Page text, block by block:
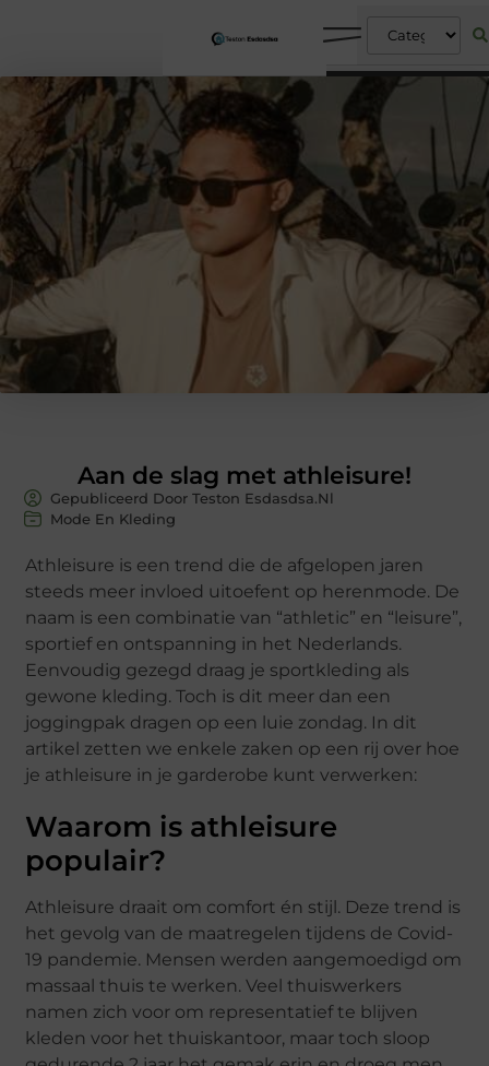
Aan de slag met athleisure!
Gepubliceerd Door Teston Esdasdsa.nl
Mode En Kleding
Athleisure is een trend die de afgelopen jaren
steeds meer invloed uitoefent op herenmode. De
naam is een combinatie van “athletic” en “leisure”,
sportief en ontspanning in het Nederlands.
Eenvoudig gezegd draag je sportkleding als
gewone kleding. Toch is dit meer dan een
joggingpak dragen op een luie zondag. In dit
artikel zetten we enkele zaken op een rij over hoe
je athleisure in je garderobe kunt verwerken:
Waarom is athleisure
populair?
Athleisure draait om comfort én stijl. Deze trend is
het gevolg van de maatregelen tijdens de Covid-
19 pandemie. Mensen werden aangemoedigd om
massaal thuis te werken. Veel thuiswerkers
namen zich voor om representatief te blijven
kleden voor het thuiskantoor, maar toch sloop